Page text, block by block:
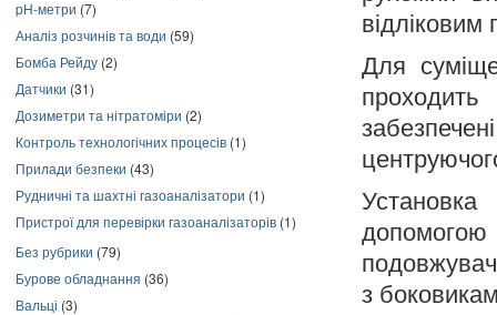
pH-метри (7)
Аналіз розчинів та води (59)
Бомба Рейду (2)
Датчики (31)
Дозиметри та нітратоміри (2)
Контроль технологічних процесів (1)
Прилади безпеки (43)
Рудничні та шахтні газоаналізатори (1)
Пристрої для перевірки газоаналізаторів (1)
Без рубрики (79)
Бурове обладнання (36)
Вальці (3)
відліковим
Для
Установка
з